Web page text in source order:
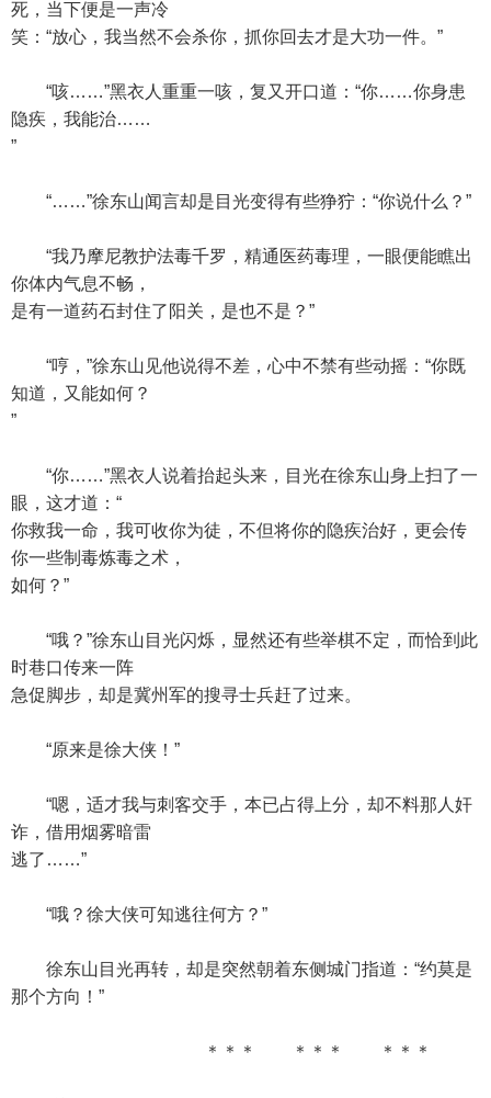
死，当下便是一声冷
笑：“放心，我当然不会杀你，抓你回去才是大功一件。”
“咳……”黑衣人重重一咳，复又开口道：“你……你身患
隐疾，我能治……
”
“……”徐东山闻言却是目光变得有些狰狞：“你说什么？”
“我乃摩尼教护法毒千罗，精通医药毒理，一眼便能瞧出
你体内气息不畅，
是有一道药石封住了阳关，是也不是？”
“哼，”徐东山见他说得不差，心中不禁有些动摇：“你既
知道，又能如何？
”
“你……”黑衣人说着抬起头来，目光在徐东山身上扫了一
眼，这才道：“
你救我一命，我可收你为徒，不但将你的隐疾治好，更会传
你一些制毒炼毒之术，
如何？”
“哦？”徐东山目光闪烁，显然还有些举棋不定，而恰到此
时巷口传来一阵
急促脚步，却是冀州军的搜寻士兵赶了过来。
“原来是徐大侠！”
“嗯，适才我与刺客交手，本已占得上分，却不料那人奸
诈，借用烟雾暗雷
逃了……”
“哦？徐大侠可知逃往何方？”
徐东山目光再转，却是突然朝着东侧城门指道：“约莫是
那个方向！”
＊＊＊ ＊＊＊ ＊＊＊